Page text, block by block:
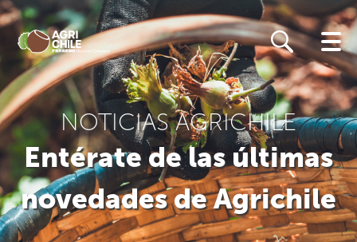
Skip
to
main
content
NOTICIAS AGRICHILE
Entérate de las últimas
novedades de Agrichile